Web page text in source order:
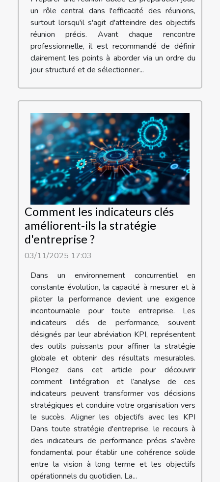
un rôle central dans l'efficacité des réunions,
surtout lorsqu'il s'agit d'atteindre des objectifs
réunion précis. Avant chaque rencontre
professionnelle, il est recommandé de définir
clairement les points à aborder via un ordre du
jour structuré et de sélectionner...
Comment les indicateurs clés
améliorent-ils la stratégie
d'entreprise ?
03/11/2025 17:03
Dans un environnement concurrentiel en
constante évolution, la capacité à mesurer et à
piloter la performance devient une exigence
incontournable pour toute entreprise. Les
indicateurs clés de performance, souvent
désignés par leur abréviation KPI, représentent
des outils puissants pour affiner la stratégie
globale et obtenir des résultats mesurables.
Plongez dans cet article pour découvrir
comment l’intégration et l’analyse de ces
indicateurs peuvent transformer vos décisions
stratégiques et conduire votre organisation vers
le succès. Aligner les objectifs avec les KPI
Dans toute stratégie d'entreprise, le recours à
des indicateurs de performance précis s'avère
fondamental pour établir une cohérence solide
entre la vision à long terme et les objectifs
opérationnels du quotidien. La...